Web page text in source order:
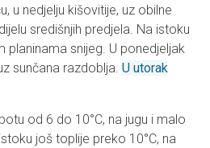
u nedjelju kišovitije, uz obilne
središnjih predjela. Na istoku
planinama snijeg. U ponedjeljak
sunčana razdoblja. U utorak
od 6 do 10°C, na jugu i malo
još toplije preko 10°C, na